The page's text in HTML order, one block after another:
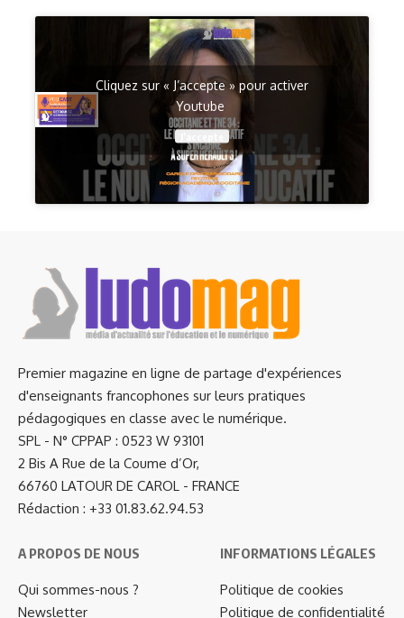
Cliquez sur « J’accepte » pour activer
Youtube
Premier magazine en ligne de partage d'expériences
d'enseignants francophones sur leurs pratiques
pédagogiques en classe avec le numérique.
SPL - N° CPPAP : 0523 W 93101
2 Bis A Rue de la Coume d’Or,
66760 LATOUR DE CAROL - FRANCE
Rédaction : +33 01.83.62.94.53
A PROPOS DE NOUS
Qui sommes-nous ?
Newsletter
INFORMATIONS LÉGALES
Politique de cookies
Politique de confidentialité